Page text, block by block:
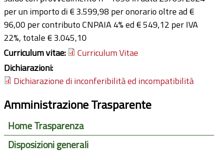
per un importo di € 3.599,98 per onorario oltre ad €
96,00 per contributo CNPAIA 4% ed € 549,12 per IVA
22%, totale € 3.045,10
Curriculum vitae:
Curriculum Vitae
Dichiarazioni:
Dichiarazione di inconferibilità ed incompatibilità
Amministrazione Trasparente
Home Trasparenza
Disposizioni generali